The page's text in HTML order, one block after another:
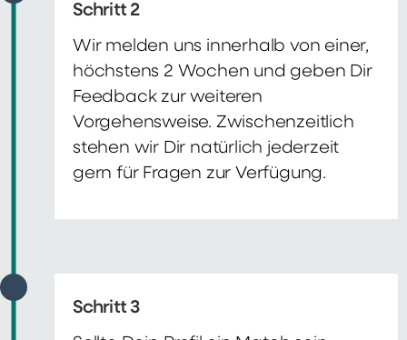
Schritt 2
Wir melden uns innerhalb von einer,
höchstens 2 Wochen und geben Dir
Feedback zur weiteren
Vorgehensweise. Zwischenzeitlich
stehen wir Dir natürlich jederzeit
gern für Fragen zur Verfügung.
Schritt 3